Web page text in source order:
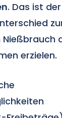
. Das ist der
erzielen.